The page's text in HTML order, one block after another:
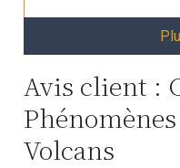
Avis client :
Volcans